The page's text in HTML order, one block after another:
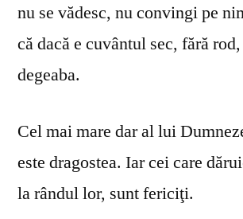
nu se vă­desc, nu convingi pe
că dacă e cuvântul sec, fără rod,
degeaba.
Cel mai mare dar al lui
este dragostea. Iar cei care
la rândul lor, sunt fericiţi.